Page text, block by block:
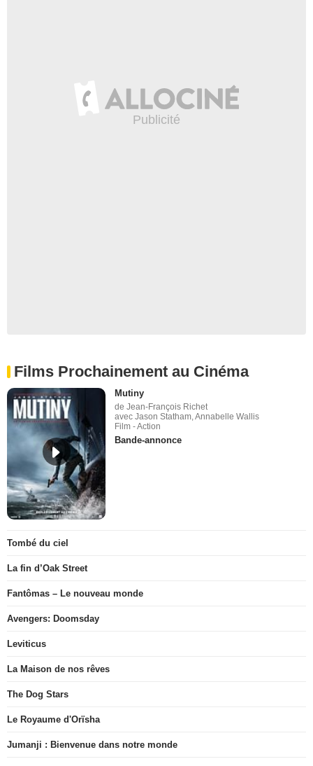
Films Prochainement au Cinéma
Mutiny
de Jean-François Richet
avec Jason Statham, Annabelle Wallis
Film - Action
Bande-annonce
Tombé du ciel
La fin d’Oak Street
Fantômas – Le nouveau monde
Avengers: Doomsday
Leviticus
La Maison de nos rêves
The Dog Stars
Le Royaume d'Orïsha
Jumanji : Bienvenue dans notre monde